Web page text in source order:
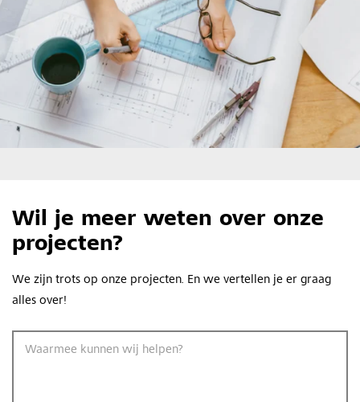
Wil je meer weten over onze
projecten?
We zijn trots op onze projecten. En we vertellen je er graag
alles over!
Waarmee kunnen wij helpen?